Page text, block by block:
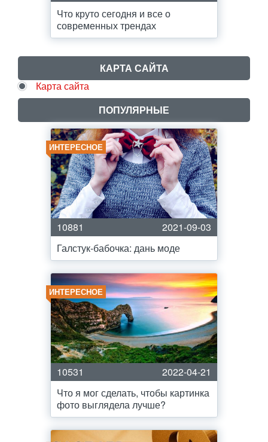
Что круто сегодня и все о
современных трендах
КАРТА САЙТА
Карта сайта
ПОПУЛЯРНЫЕ
ИНТЕРЕСНОЕ
10881
2021-09-03
Галстук-бабочка: дань моде
ИНТЕРЕСНОЕ
10531
2022-04-21
Что я мог сделать, чтобы картинка
фото выглядела лучше?